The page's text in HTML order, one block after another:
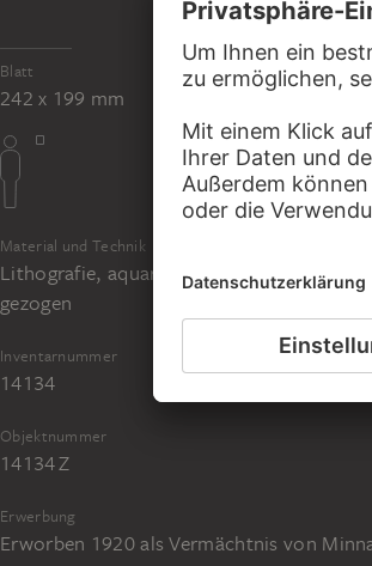
Blatt
242 x 199 mm
Material und Technik
Lithografie, aquarelliert, auf Papier, auf
gezogen
Inventarnummer
14134
Objektnummer
14134 Z
Erwerbung
Erworben 1920 als Vermächtnis von